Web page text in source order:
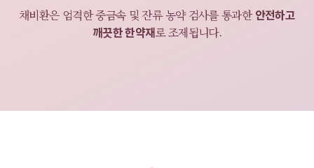
채비환은 엄격한 중금속 및 잔류 농약 검사를통과한안전하고
깨끗한 한약재로 조제됩니다.